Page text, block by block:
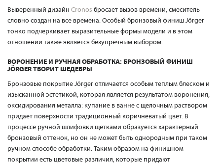
Выверенный дизайн Cronos бросает вызов времени, смеситель
словно создан на все времена. Особый бронзовый финиш Jörger
тонко подчеркивает выразительные формы модели и в этом
отношении также является безупречным выбором.
ВОРОНЕНИЕ И РУЧНАЯ ОБРАБОТКА: БРОНЗОВЫЙ ФИНИШ
JÖRGER ТВОРИТ ШЕДЕВРЫ
Бронзовые покрытие Jörger отличается особым теплым блеском и
изысканной эстетикой, которая является результатом воронения,
оксидирования металла: купание в ванне с щелочным раствором
придает поверхности традиционный коричневатый цвет. В
процессе ручной шлифовки щетками образуется характерный
бронзовый оттенок, но он не может быть однородным при таком
ручном способе обработки. Таким образом на финишном
покрытии есть цветовые различия, которые придают